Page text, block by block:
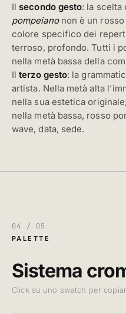
Ilsecondo gesto: la scelta
pompeianonon è un
colore specifico dei
terroso, profondo. Tutti i
nella metà bassa della
Ilterzo gesto: la
artista. Nella metà alta
nella sua estetica
nella metà bassa, rosso
wave, data, sede.
04 / 05
PALETTE
Sistema
Click su uno swatch per